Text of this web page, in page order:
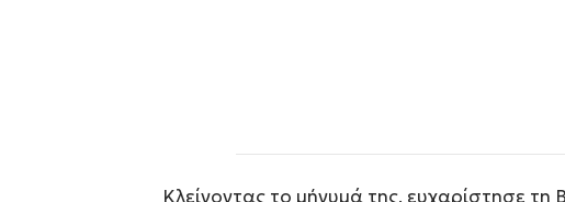
Κλείνοντας το μήνυμά της, ευχαρίστησε τη